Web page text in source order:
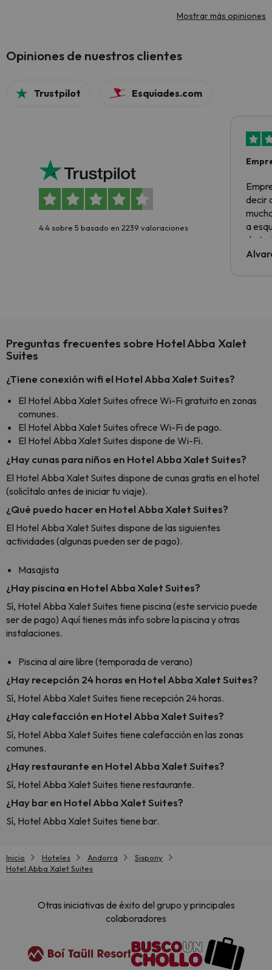
Mostrar más opiniones
Opiniones de nuestros clientes
Trustpilot Esquiades.com
4.4 sobre 5 basado en 2239 valoraciones
decir
a
de
al
culpa
Preguntas frecuentes sobre Hotel Abba Xalet
Suites
¿Tiene conexión wifi el Hotel Abba Xalet Suites?
El Hotel Abba Xalet Suites ofrece Wi-Fi gratuito en zonas
comunes.
El Hotel Abba Xalet Suites ofrece Wi-Fi de pago.
El Hotel Abba Xalet Suites dispone de Wi-Fi.
¿Hay cunas para niños en Hotel Abba Xalet Suites?
El Hotel Abba Xalet Suites dispone de cunas gratis en el hotel
(solicítalo antes de iniciar tu viaje).
¿Qué puedo hacer en Hotel Abba Xalet Suites?
El Hotel Abba Xalet Suites dispone de las siguientes
actividades (algunas pueden ser de pago).
Masajista
¿Hay piscina en Hotel Abba Xalet Suites?
Sí, Hotel Abba Xalet Suites tiene piscina (este servicio puede
ser de pago) Aquí tienes más info sobre la piscina y otras
instalaciones.
Piscina al aire libre (temporada de verano)
¿Hay recepción 24 horas en Hotel Abba Xalet Suites?
Sí, Hotel Abba Xalet Suites tiene recepción 24 horas.
¿Hay calefacción en Hotel Abba Xalet Suites?
Sí, Hotel Abba Xalet Suites tiene calefacción en las zonas
comunes.
¿Hay restaurante en Hotel Abba Xalet Suites?
Sí, Hotel Abba Xalet Suites tiene restaurante.
¿Hay bar en Hotel Abba Xalet Suites?
Sí, Hotel Abba Xalet Suites tiene bar.
Inicio Hoteles Andorra
Sispony
Hotel Abba Xalet Suites
Otras iniciativas de éxito del grupo y principales
colaboradores